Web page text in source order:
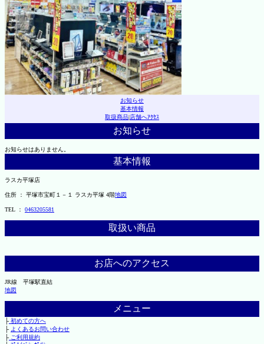
お知らせ
基本情報
取扱商品|店舗へｱｸｾｽ
お知らせ
お知らせはありません。
基本情報
ラスカ平塚店
住所 ： 平塚市宝町１－１ ラスカ平塚 4階地図
TEL ： 0463205581
取扱い商品
お店へのアクセス
JR線 平塚駅直結
地図
メニュー
├初めての方へ
├ よくあるお問い合わせ
├ご利用規約